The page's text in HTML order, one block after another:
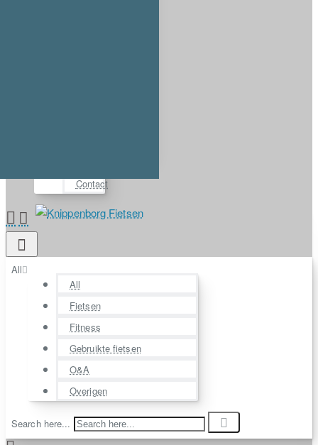
Contact
All
All
Fietsen
Fitness
Gebruikte fietsen
O&A
Overigen
Search here...